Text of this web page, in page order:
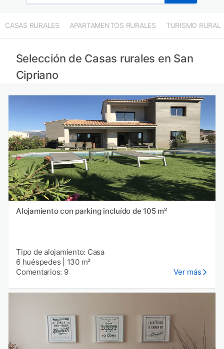
CASAS RURALES APARTAMENTOS RURALES TURISMO RURAL
Selección de Casas rurales en San
Cipriano
Alojamiento con parking incluído de 105 m²
Tipo de alojamiento: Casa
6 huéspedes
130 m²
Comentarios: 9
Ver más